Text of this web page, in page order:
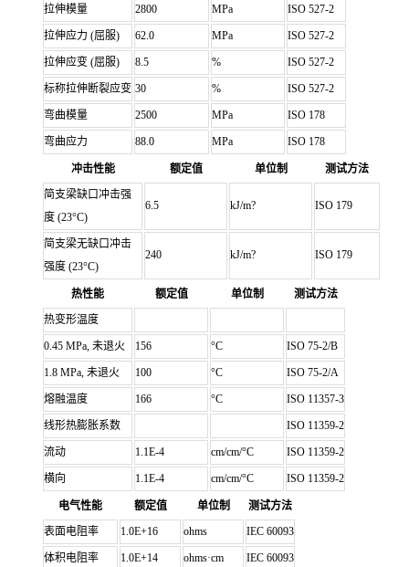
拉伸模量
2800 MPa ISO 527-2
拉伸应力 (屈服) 62.0 MPa ISO 527-2
拉伸应变 (屈服) 8.5 % ISO 527-2
标称拉伸断裂应变 30 % ISO 527-2
弯曲模量 2500 MPa ISO 178
弯曲应力 88.0 MPa ISO 178
冲击性能 额定值 单位制
测试方法
简支梁缺口冲击强
度 (23°C)
6.5 kJ/m? ISO 179
简支梁无缺口冲击
强度 (23°C)
240 kJ/m? ISO 179
热性能 额定值 单位制
测试方法
热变形温度
0.45 MPa, 未退火 156 °C ISO 75-2/B
1.8 MPa, 未退火 100 °C ISO 75-2/A
熔融温度 166 °C ISO 11357-3
线形热膨胀系数 ISO 11359-2
流动 1.1E-4 cm/cm/°C ISO 11359-2
横向 1.1E-4 cm/cm/°C ISO 11359-2
电气性能 额定值 单位制
测试方法
表面电阻率
1.0E+16 ohms IEC 60093
体积电阻率 1.0E+14 ohms·cm IEC 60093